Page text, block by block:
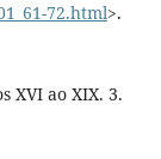
72.html>.
XVI ao XIX. 3.